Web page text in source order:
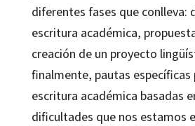
diferentes fases que conlleva:
escritura académica,
creación de un proyecto
finalmente, pautas específicas
escritura académica basadas
dificultades que nos estamos